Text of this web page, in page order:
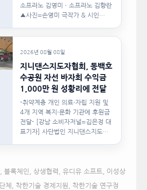
소프라노 김영미 · 소프라노 김향란
▲사진=손영미 극작가 & 시인…
2026년 08월 08일
지니댄스지도자협회, 동백호
수공원 자선 바자회 수익금
1,000만 원 성황리에 전달
-취약계층 개인 의료·자립 지원 및
4개 지역 복지·문화 기관에 후원금
전달- [강남 소비자저널=김은정 대
표기자] 사단법인 지니댄스지도자
, 블록체인 상생협력 유디유 소프트, 이성상
체 착한기술 경제지원 착한기술 연구정